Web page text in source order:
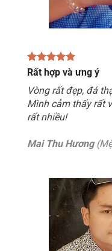
Rất hợp và ưng ý
Vòng rất đẹp, đá
Mình cảm thấy rất
rất nhiều!
Mai Thu Hương